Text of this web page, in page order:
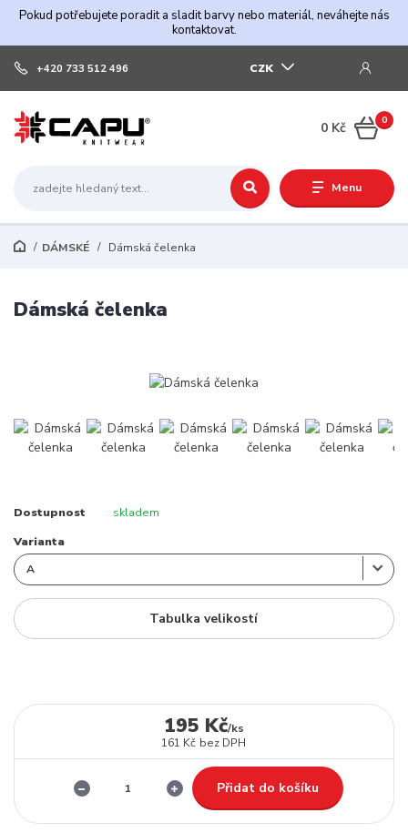
Pokud potřebujete poradit a sladit barvy nebo materiál, neváhejte nás
kontaktovat.
Menu
CZK
+420 733 512 496
0
0 Kč
DÁMSKÉ Dámská čelenka
Dámská čelenka
Dostupnost skladem
Varianta
Tabulka velikostí
195 Kč/ks
161 Kč bez DPH
Přidat do košíku